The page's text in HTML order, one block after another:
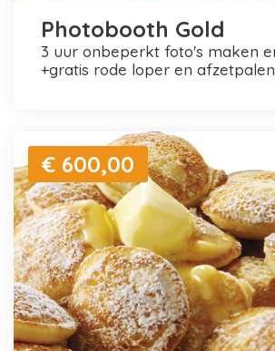
Photobooth Gold
3 uur onbeperkt foto's maken en printen
+gratis rode loper en afzetpalen
€ 600,00